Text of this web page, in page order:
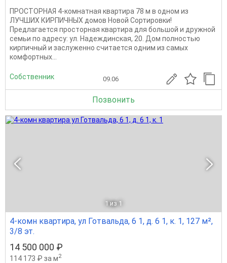
ПРОСТОРНАЯ 4-комнатная квартира 78 м в одном из
ЛУЧШИХ КИРПИЧНЫХ домов Новой Сортировки!
Предлагается просторная квартира для большой и дружной
семьи по адресу: ул. Надеждинская, 20. Дом полностью
кирпичный и заслуженно считается одним из самых
комфортных...
Собственник 09.06
Позвонить
1 из 1
4-комн квартира, ул Готвальда, 6 1, д. 6 1, к. 1, 127 м²,
3/8 эт.
14 500 000 ₽
114 173 ₽ за м2